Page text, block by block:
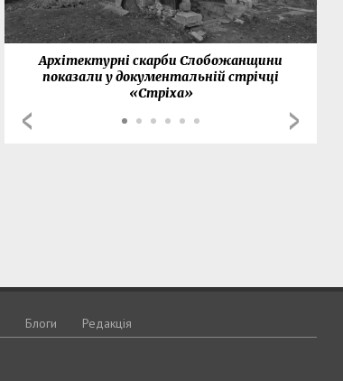
Архітектурні скарби Слобожанщини
показали у документальній стрічці
«Стріха»
Блоги Редакція